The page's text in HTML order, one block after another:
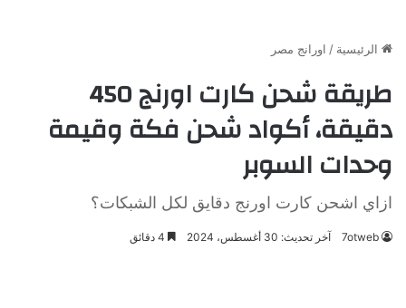
الرئيسية / اورانج مصر
طريقة شحن كارت اورنج 450
دقيقة، أكواد شحن فكة وقيمة
وحدات السوبر
ازاي اشحن كارت اورنج دقايق لكل الشبكات؟
7otweb آخر تحديث: 30 أغسطس، 2024